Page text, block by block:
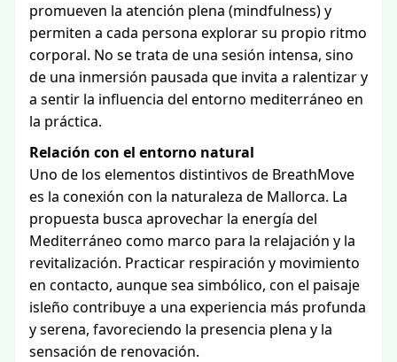
promueven la atención plena (mindfulness) y
permiten a cada persona explorar su propio ritmo
corporal. No se trata de una sesión intensa, sino
de una inmersión pausada que invita a ralentizar y
a sentir la influencia del entorno mediterráneo en
la práctica.
Relación con el entorno natural
Uno de los elementos distintivos de BreathMove
es la conexión con la naturaleza de Mallorca. La
propuesta busca aprovechar la energía del
Mediterráneo como marco para la relajación y la
revitalización. Practicar respiración y movimiento
en contacto, aunque sea simbólico, con el paisaje
isleño contribuye a una experiencia más profunda
y serena, favoreciendo la presencia plena y la
sensación de renovación.